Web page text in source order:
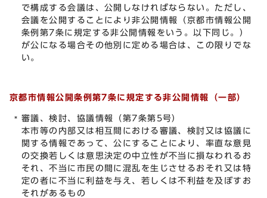
で構成する会議は、公開しなければならない。ただし、
会議を公開することにより非公開情報（京都市情報公開
条例第7条に規定する非公開情報をいう。以下同じ。）
が公になる場合その他別に定める場合は、この限りでな
い。
京都市情報公開条例第7条に規定する非公開情報（一部）
審議、検討、協議情報（第7条第5号）
本市等の内部又は相互間における審議、検討又は協議に
関する情報であって、公にすることにより、率直な意見
の交換若しくは意思決定の中立性が不当に損なわれるお
それ、不当に市民の間に混乱を生じさせるおそれ又は特
定の者に不当に利益を与え、若しくは不利益を及ぼすお
それがあるもの